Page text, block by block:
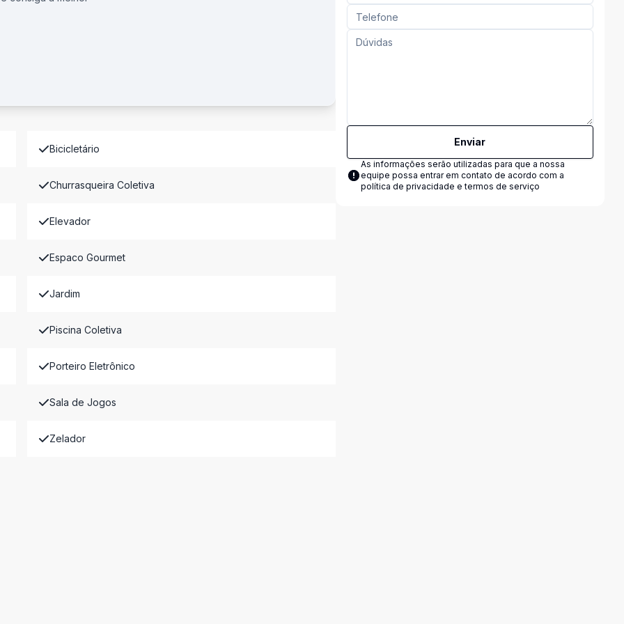
Bicicletário
Churrasqueira Coletiva
Elevador
Espaco Gourmet
Jardim
Piscina Coletiva
Porteiro Eletrônico
Sala de Jogos
Zelador
Enviar
As informações serão utilizadas para que a nossa
equipe possa entrar em contato de acordo com a
política de privacidade e termos de serviço